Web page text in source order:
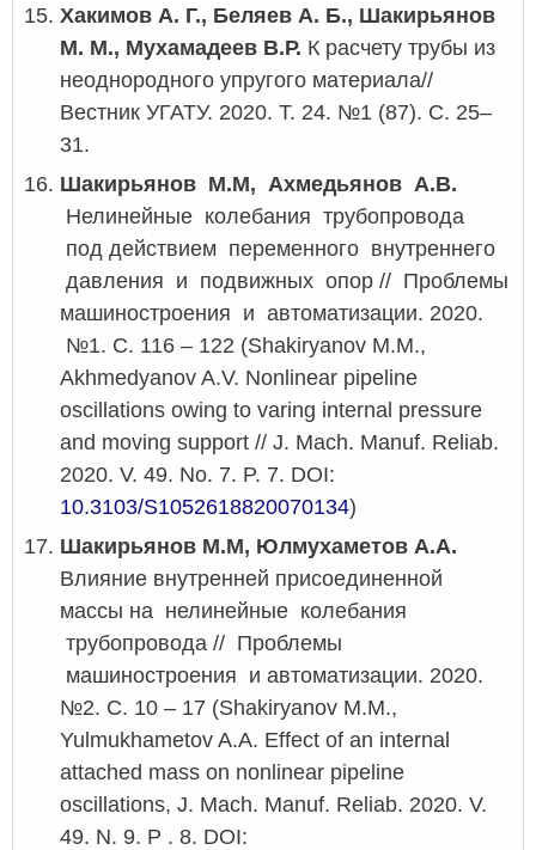
Хакимов А. Г., Беляев А. Б., Шакирьянов
М. М., Мухамадеев В.Р. К расчету трубы из
неоднородного упругого материала//
Вестник УГАТУ. 2020. Т. 24. №1 (87). С. 25–
31.
Шакирьянов М.М, Ахмедьянов А.В.
Нелинейные колебания трубопровода
под действием переменного внутреннего
давления и подвижных опор // Проблемы
машиностроения и автоматизации. 2020.
№1. С. 116 – 122 (Shakiryanov M.M.,
Akhmedyanov A.V. Nonlinear pipeline
oscillations owing to varing internal pressure
and moving support // J. Mach. Manuf. Reliab.
2020. V. 49. No. 7. P. 7. DOI:
10.3103/S1052618820070134)
Шакирьянов М.М, Юлмухаметов А.А.
Влияние внутренней присоединенной
массы на нелинейные колебания
трубопровода // Проблемы
машиностроения и автоматизации. 2020.
№2. С. 10 – 17 (Shakiryanov M.M.,
Yulmukhametov A.A. Effect of an internal
attached mass on nonlinear pipeline
oscillations, J. Mach. Manuf. Reliab. 2020. V.
49. N. 9. P . 8. DOI: